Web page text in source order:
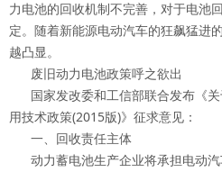
力电池的回收机制不完善，对于电池
定。随着新能源电动汽车的狂飙猛进
越凸显。
废旧动力电池政策呼之欲出
国家发改委和工信部联合发布《关
用技术政策(2015版)》征求意见：
一、回收责任主体
动力蓄电池生产企业将承担电动汽